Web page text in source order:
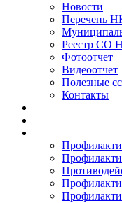
Новости
Перечень
Реестр СО
Фотоотчет
Видеоотчет
Полезные
Контакты